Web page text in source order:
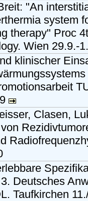
"An
system
therapy" Proc
Wien 29.9.-
klinischer
Clasen,
Deutsches
Taufkirchen